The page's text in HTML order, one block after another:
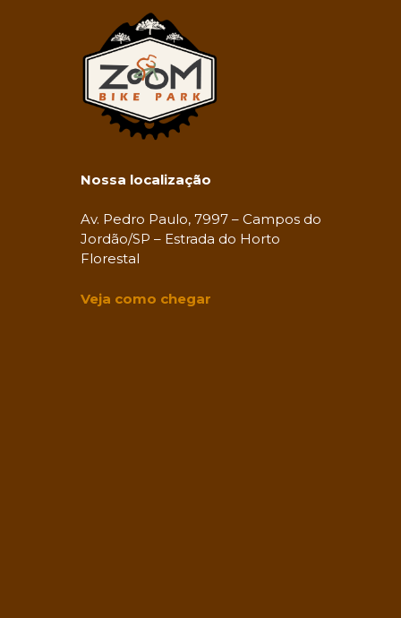
Nossa localização
Av. Pedro Paulo, 7997 – Campos do
Jordão/SP – Estrada do Horto
Florestal
Veja como chegar